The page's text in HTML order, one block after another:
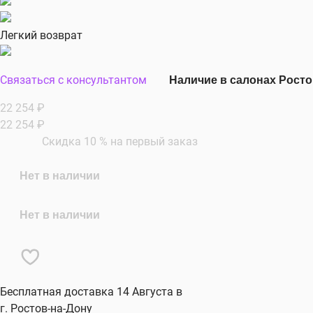
Легкий возврат
Связаться с консультантом Наличие в салонах
22 254 ₽
22 254 ₽
Скидка 10 % на первый заказ
Нет в наличии
Нет в наличии
Бесплатная доставка 14 Августа в
г. Ростов-на-Дону